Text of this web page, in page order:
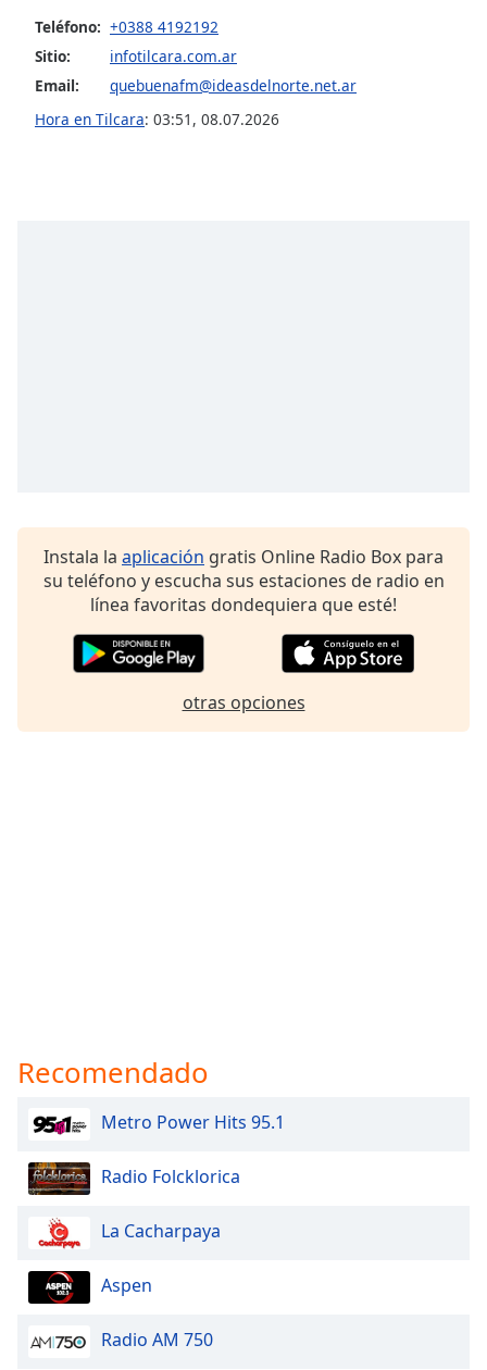
Opacity
Caption
Area
Family
Teléfono: +0388 4192192
Sitio:
infotilcara.com.ar
Email:
quebuenafm@ideasdelnorte.net.ar
Hora en Tilcara: 03:51 , 08.07.2026
Instala la aplicación gratis Online Radio Box para
su teléfono y escucha sus estaciones de radio en
línea favoritas dondequiera que esté!
otras opciones
Recomendado
Metro Power Hits 95.1
Radio Folcklorica
La Cacharpaya
Aspen
Radio AM 750